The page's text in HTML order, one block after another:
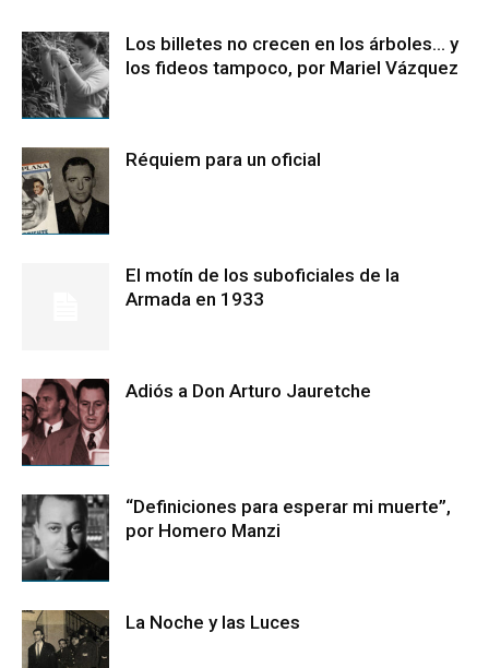
Los billetes no crecen en los árboles… y
los fideos tampoco, por Mariel Vázquez
Réquiem para un oficial
El motín de los suboficiales de la
Armada en 1933
Adiós a Don Arturo Jauretche
“Definiciones para esperar mi muerte”,
por Homero Manzi
La Noche y las Luces